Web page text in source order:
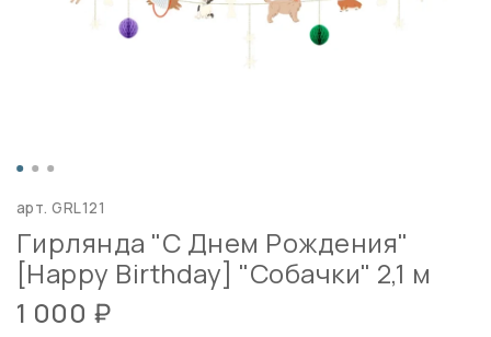
арт.GRL121
Гирлянда "С Днем Рождения"
[Happy Birthday] "Собачки" 2,1 м
1 000 ₽